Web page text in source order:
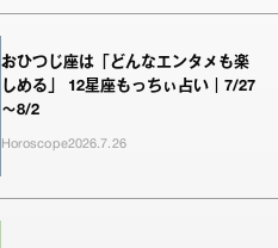
おひつじ座は「どんなエンタメも楽
しめる」 12星座もっちぃ占い｜7/27
～8/2
Horoscope2026.7.26